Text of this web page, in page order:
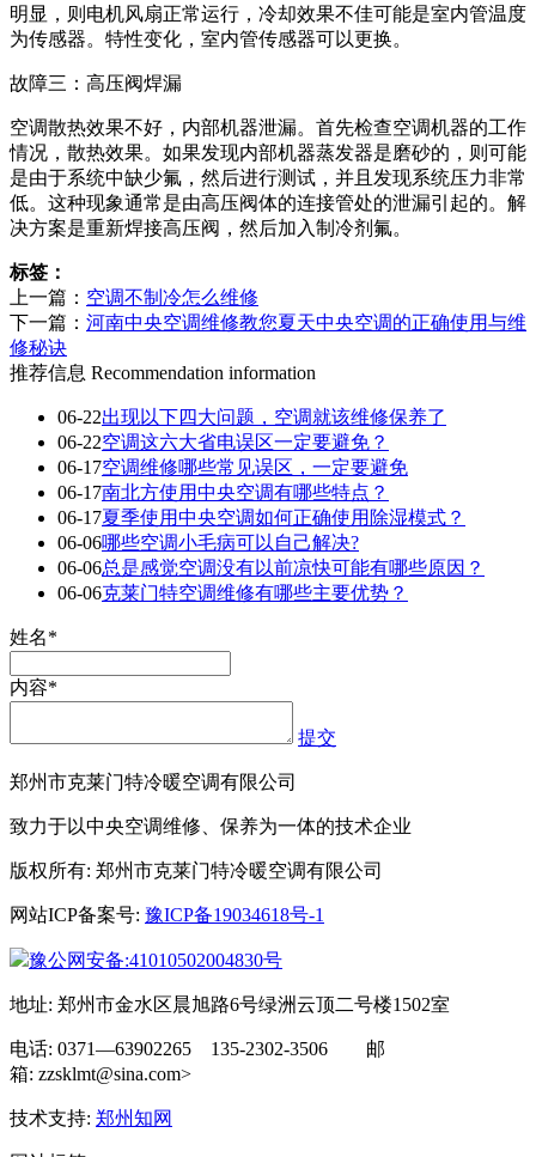
明显，则电机风扇正常运行，冷却效果不佳可能是室内管温度
为传感器。特性变化，室内管传感器可以更换。
故障三：高压阀焊漏
空调散热效果不好，内部机器泄漏。首先检查空调机器的工作
情况，散热效果。如果发现内部机器蒸发器是磨砂的，则可能
是由于系统中缺少氟，然后进行测试，并且发现系统压力非常
低。这种现象通常是由高压阀体的连接管处的泄漏引起的。解
决方案是重新焊接高压阀，然后加入制冷剂氟。
标签：
上一篇： 空调不制冷怎么维修
下一篇： 河南中央空调维修教您夏天中央空调的正确使用与维
修秘诀
推荐信息 Recommendation information
06-22出现以下四大问题，空调就该维修保养了
06-22空调这六大省电误区一定要避免？
06-17空调维修哪些常见误区，一定要避免
06-17南北方使用中央空调有哪些特点？
06-17夏季使用中央空调如何正确使用除湿模式？
06-06哪些空调小毛病可以自己解决?
06-06总是感觉空调没有以前凉快可能有哪些原因？
06-06克莱门特空调维修有哪些主要优势？
姓名*
内容*
提交
郑州市克莱门特冷暖空调有限公司
致力于以中央空调维修、保养为一体的技术企业
版权所有: 郑州市克莱门特冷暖空调有限公司
网站ICP备案号: 豫ICP备19034618号-1
豫公网安备:41010502004830号
地址: 郑州市金水区晨旭路6号绿洲云顶二号楼1502室
电话: 0371—63902265 135-2302-3506 邮
箱: zzsklmt@sina.com>
技术支持: 郑州知网